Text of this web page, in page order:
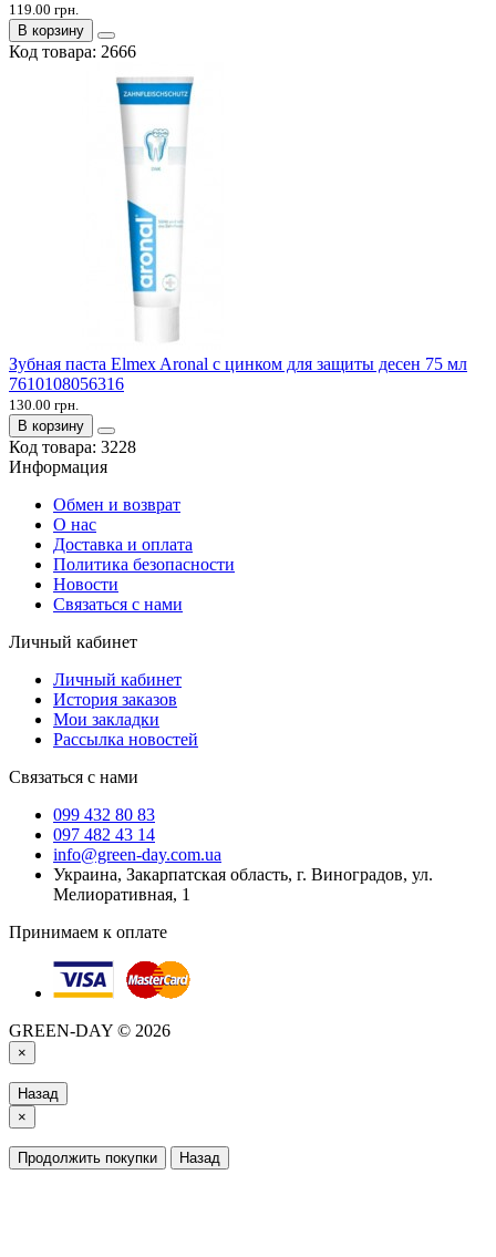
119.00 грн.
В корзину
Код товара: 2666
Зубная паста Elmex Aronal с цинком для защиты десен 75 мл
7610108056316
130.00 грн.
В корзину
Код товара: 3228
Информация
Обмен и возврат
О нас
Доставка и оплата
Политика безопасности
Новости
Связаться с нами
Личный кабинет
Личный кабинет
История заказов
Мои закладки
Рассылка новостей
Связаться с нами
099 432 80 83
097 482 43 14
info@green-day.com.ua
Украина, Закарпатская область, г. Виноградов, ул.
Мелиоративная, 1
Принимаем к оплате
GREEN-DAY © 2026
×
Назад
×
Продолжить покупки Назад